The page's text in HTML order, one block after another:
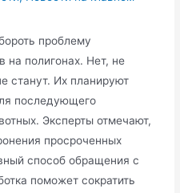
проблему
на полигонах. Нет, не
станут. Их планируют
последующего
Эксперты отмечают,
просроченных
способ обращения с
поможет сократить